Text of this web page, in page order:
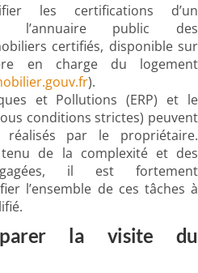
les certifications d’un
l’annuaire public des
certifiés, disponible sur
en charge du logement
).
et Pollutions (ERP) et le
conditions strictes) peuvent
réalisés par le propriétaire.
tenu de la complexité et des
il est fortement
l’ensemble de ces tâches à
la visite du